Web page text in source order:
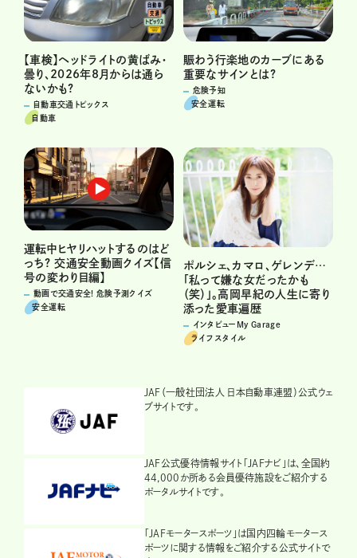
【車検】ヘッドライトの黄ばみ・
曇り、2026年8月からは通ら
ないかも?
自動車交通トピックス
自動車
賑わう行楽地のカーブにある
重要なサインとは?
危険予知
安全運転
運転中ヒヤリハットするのはど
っち? 交通安全動画クイズ【信
号の変わり目編】
動画で交通安全! 危険予測クイズ
安全運転
ポルシェ、カマロ、ゲレンデ…
「私って嫌な女だったかも
（笑）」。高岡早紀の人生に寄り
添った愛車遍歴
インタビューMy Garage
ライフスタイル
JAF（一般社団法人 日本自動車連盟）公式ウェ
ブサイトです。
JAF公式優待情報サイト「JAFナビ」は、全国約
44,000か所ある会員優待施設をご紹介する
ポータルサイトです。
「JAFモータースポーツ」は国内四輪モータース
ポーツに関する情報をご紹介する公式サイトで